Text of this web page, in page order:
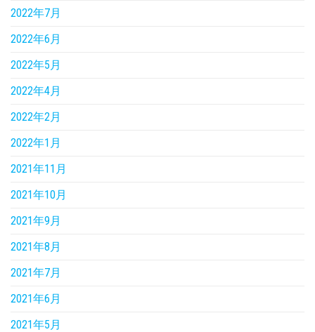
2022年7月
2022年6月
2022年5月
2022年4月
2022年2月
2022年1月
2021年11月
2021年10月
2021年9月
2021年8月
2021年7月
2021年6月
2021年5月